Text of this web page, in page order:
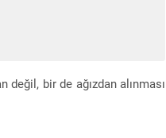
bir de ağızdan alınması